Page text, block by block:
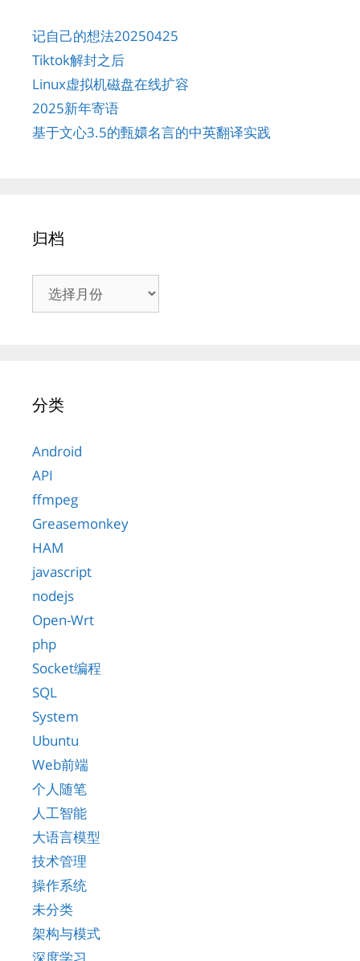
记自己的想法20250425
Tiktok解封之后
Linux虚拟机磁盘在线扩容
2025新年寄语
基于文心3.5的甄嬛名言的中英翻译实践
归档
分类
Android
API
ffmpeg
Greasemonkey
HAM
javascript
nodejs
Open-Wrt
php
Socket编程
SQL
System
Ubuntu
Web前端
个人随笔
人工智能
大语言模型
技术管理
操作系统
未分类
架构与模式